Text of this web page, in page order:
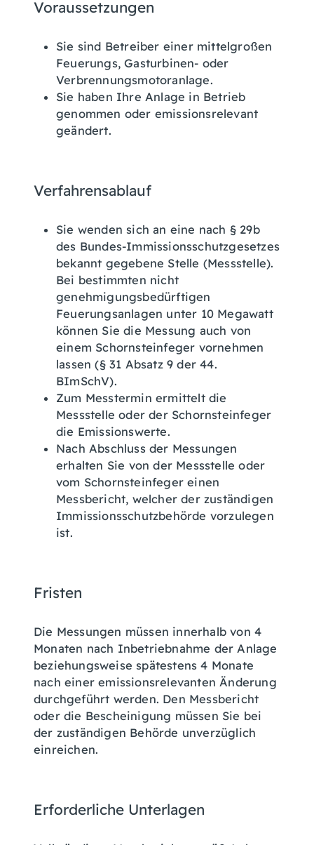
Voraussetzungen
Sie sind Betreiber einer mittelgroßen
Feuerungs, Gasturbinen- oder
Verbrennungsmotoranlage.
Sie haben Ihre Anlage in Betrieb
genommen oder emissionsrelevant
geändert.
Verfahrensablauf
Sie wenden sich an eine nach § 29b
des Bundes-Immissionsschutzgesetzes
bekannt gegebene Stelle (Messstelle).
Bei bestimmten nicht
genehmigungsbedürftigen
Feuerungsanlagen unter 10 Megawatt
können Sie die Messung auch von
einem Schornsteinfeger vornehmen
lassen (§ 31 Absatz 9 der 44.
BImSchV).
Zum Messtermin ermittelt die
Messstelle oder der Schornsteinfeger
die Emissionswerte.
Nach Abschluss der Messungen
erhalten Sie von der Messstelle oder
vom Schornsteinfeger einen
Messbericht, welcher der zuständigen
Immissionsschutzbehörde vorzulegen
ist.
Fristen
Die Messungen müssen innerhalb von 4
Monaten nach Inbetriebnahme der Anlage
beziehungsweise spätestens 4 Monate
nach einer emissionsrelevanten Änderung
durchgeführt werden. Den Messbericht
oder die Bescheinigung müssen Sie bei
der zuständigen Behörde unverzüglich
einreichen.
Erforderliche Unterlagen